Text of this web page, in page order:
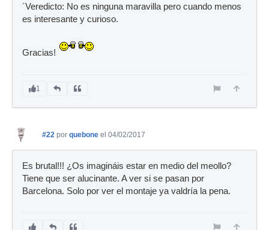
´Veredicto: No es ninguna maravilla pero cuando menos
es interesante y curioso.
Gracias!
1
#22 por quebone el 04/02/2017
Es brutal!!! ¿Os imagináis estar en medio del meollo?
Tiene que ser alucinante. A ver si se pasan por
Barcelona. Solo por ver el montaje ya valdría la pena.